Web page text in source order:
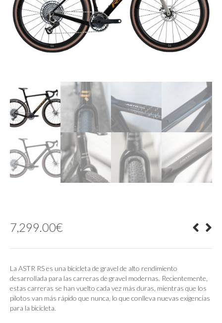
7,299.00€
La ASTR RS es una bicicleta de gravel de alto rendimiento
desarrollada para las carreras de gravel modernas. Recientemente,
estas carreras se han vuelto cada vez más duras, mientras que los
pilotos van más rápido que nunca, lo que conlleva nuevas exigencias
para la bicicleta.